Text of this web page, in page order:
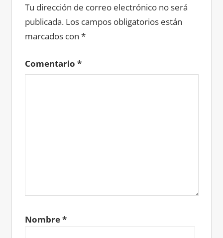
Tu dirección de correo electrónico no será
publicada. Los campos obligatorios están
marcados con *
Comentario *
Nombre*